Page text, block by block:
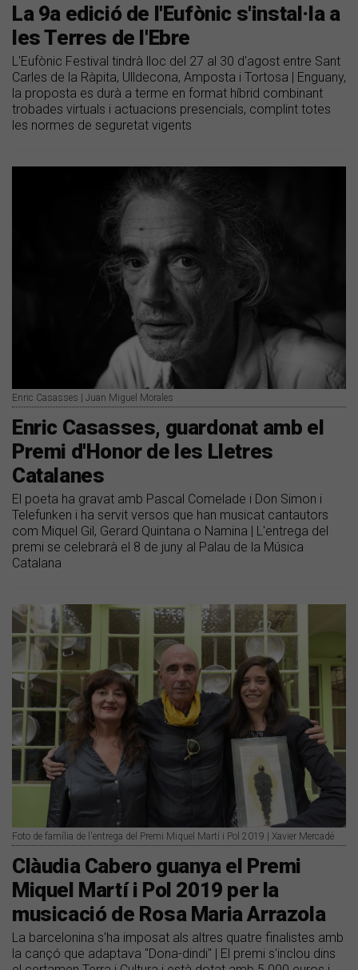
La 9a edició de l'Eufònic s'instal·la a
les Terres de l'Ebre
L'Eufònic Festival tindrà lloc del 27 al 30 d'agost entre Sant
Carles de la Ràpita, Ulldecona, Amposta i Tortosa | Enguany,
la proposta es durà a terme en format híbrid combinant
trobades virtuals i actuacions presencials, complint totes
les normes de seguretat vigents
Enric Casasses | Juan Miguel Morales
Enric Casasses, guardonat amb el
Premi d'Honor de les Lletres
Catalanes
El poeta ha gravat amb Pascal Comelade i Don Simon i
Telefunken i ha servit versos que han musicat cantautors
com Miquel Gil, Gerard Quintana o Namina | L'entrega del
premi se celebrarà el 8 de juny al Palau de la Música
Catalana
Foto de família de l'entrega del Premi Miquel Martí i Pol 2019 | Xavier Mercadé
Clàudia Cabero guanya el Premi
Miquel Martí i Pol 2019 per la
musicació de Rosa Maria Arrazola
La barcelonina s'ha imposat als altres quatre finalistes amb
la cançó que adaptava "Dona-dindi" | El premi s'inclou dins